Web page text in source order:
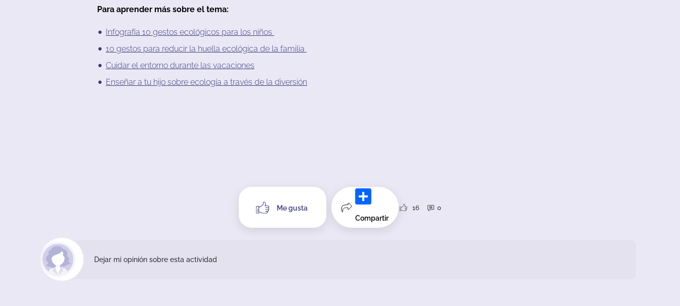
Para aprender más sobre el tema:
Infografía 10 gestos ecológicos para los niños
10 gestos para reducir la huella ecológica de la familia
Cuidar el entorno durante las vacaciones
Enseñar a tu hijo sobre ecología a través de la diversión
Me gusta
Compartir
16 0
Dejar mi opinión sobre esta actividad